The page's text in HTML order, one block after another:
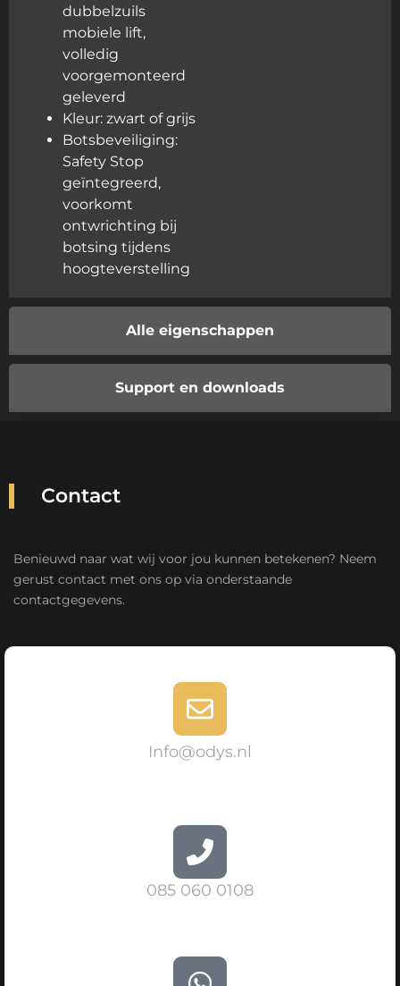
Alle eigenschappen
Support en downloads
dubbelzuils
mobiele lift,
volledig
voorgemonteerd
geleverd
Kleur: zwart of grijs
Botsbeveiliging:
Safety Stop
geïntegreerd,
voorkomt
ontwrichting bij
botsing tijdens
hoogteverstelling
Contact
Benieuwd naar wat wij voor jou kunnen betekenen? Neem
gerust contact met ons op via onderstaande
contactgegevens.
Info@odys.nl
085 060 0108